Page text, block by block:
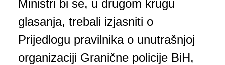
Ministri bi se, u drugom krugu
glasanja, trebali izjasniti o
Prijedlogu pravilnika o unutrašnjoj
organizaciji Granične policije BiH,